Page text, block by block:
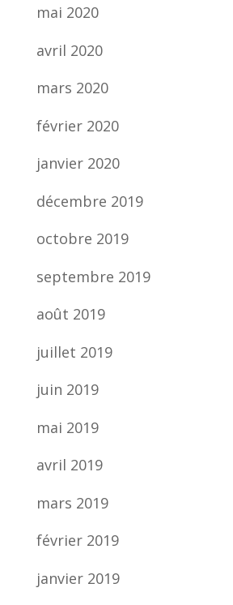
mai 2020
avril 2020
mars 2020
février 2020
janvier 2020
décembre 2019
octobre 2019
septembre 2019
août 2019
juillet 2019
juin 2019
mai 2019
avril 2019
mars 2019
février 2019
janvier 2019